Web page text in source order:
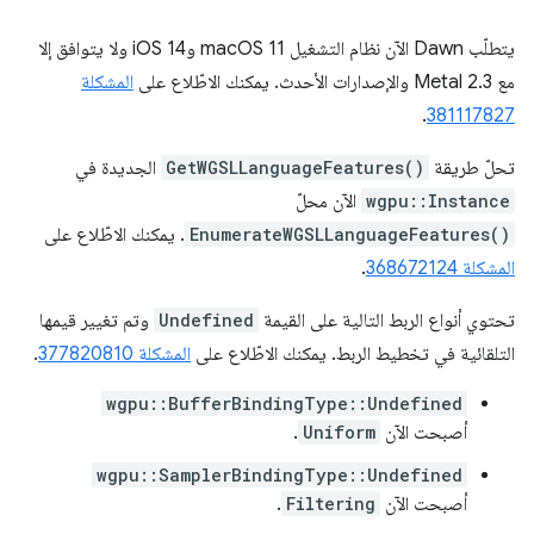
يتطلّب Dawn الآن نظام التشغيل macOS 11 وiOS 14 ولا يتوافق إلا
مع Metal 2.3 والإصدارات الأحدث. يمكنك الاطّلاع على
المشكلة
381117827
.
تحلّ طريقة GetWGSLLanguageFeatures() الجديدة في
wgpu::Instance الآن محلّ
EnumerateWGSLLanguageFeatures() . يمكنك الاطّلاع على
المشكلة 368672124
.
تحتوي أنواع الربط التالية على القيمة Undefined وتم تغيير قيمها
التلقائية في تخطيط الربط. يمكنك الاطّلاع على المشكلة 377820810 .
wgpu::BufferBindingType::Undefined
أصبحت الآن Uniform
.
wgpu::SamplerBindingType::Undefined
أصبحت الآن Filtering
.